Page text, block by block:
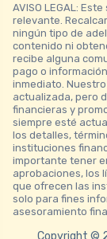
AVISO LEGAL:
relevante.
ningún tipo de
contenido ni
recibe alguna
pago o
inmediato.
actualizada, pero
financieras y
siempre esté
los detalles,
instituciones
importante tener
aprobaciones, los
que ofrecen las
solo para fines
asesoramiento
Copyright ©